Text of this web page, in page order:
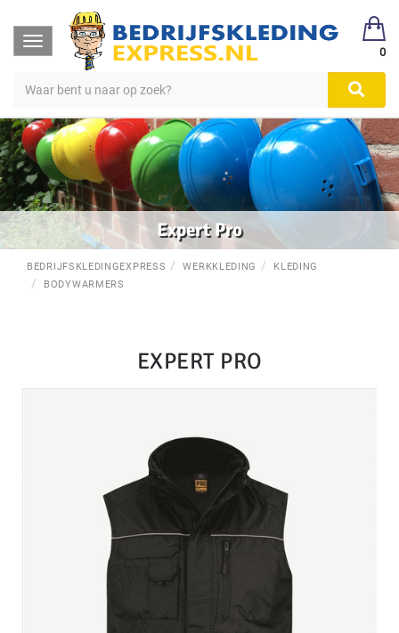
Toggle
navigation
0
Expert Pro
BEDRIJFSKLEDINGEXPRESS WERKKLEDING
KLEDING
BODYWARMERS
EXPERT PRO